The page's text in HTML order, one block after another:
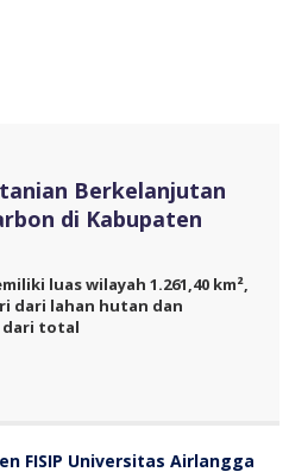
Berkelanjutan
di Kabupaten
luas wilayah 1.261,40 km²,
dari lahan hutan dan
dari total